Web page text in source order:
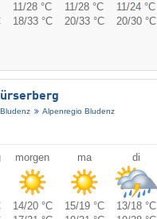
11/28 °C 11/28 °C 11/24 °C
18/33 °C 20/33 °C 20/30 °C
Bludenz Alpenregio Bludenz
morgen ma di
14/20 °C 15/19 °C 13/18 °C